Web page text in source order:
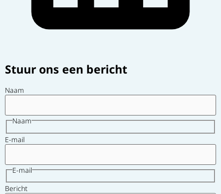
Stuur ons een bericht
Naam
Naam
E-mail
E-mail
Bericht